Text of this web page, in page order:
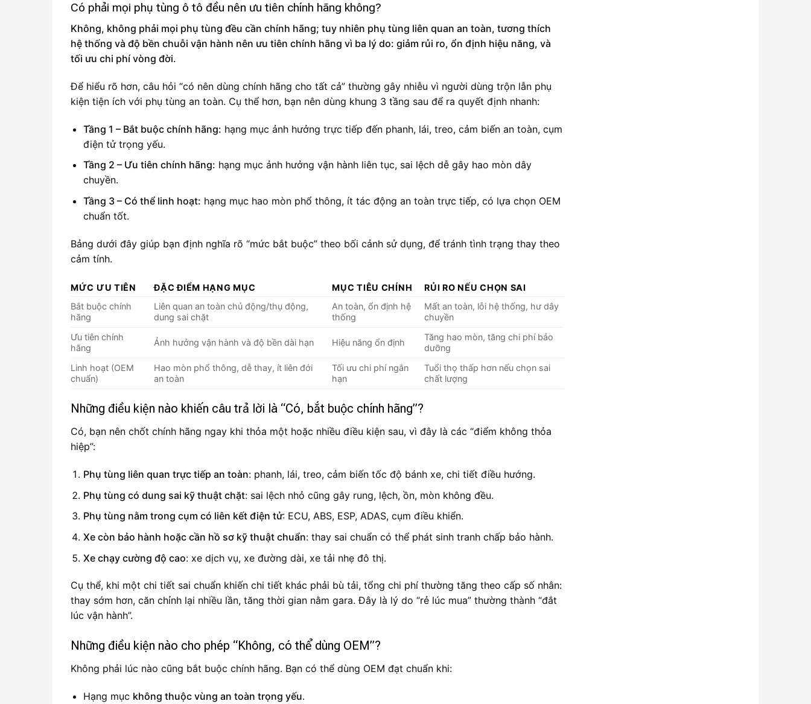
Có phải mọi phụ tùng ô tô đều nên ưu tiên chính hãng không?
Không, không phải mọi phụ tùng đều cần chính hãng; tuy nhiên phụ tùng liên quan an toàn, tương thích
hệ thống và độ bền chuỗi vận hành nên ưu tiên chính hãng vì ba lý do: giảm rủi ro, ổn định hiệu năng, và
tối ưu chi phí vòng đời.
Để hiểu rõ hơn, câu hỏi “có nên dùng chính hãng cho tất cả” thường gây nhiễu vì người dùng trộn lẫn phụ
kiện tiện ích với phụ tùng an toàn. Cụ thể hơn, bạn nên dùng khung 3 tầng sau để ra quyết định nhanh:
Tầng 1 – Bắt buộc chính hãng: hạng mục ảnh hưởng trực tiếp đến phanh, lái, treo, cảm biến an toàn, cụm
điện tử trọng yếu.
Tầng 2 – Ưu tiên chính hãng: hạng mục ảnh hưởng vận hành liên tục, sai lệch dễ gây hao mòn dây
chuyền.
Tầng 3 – Có thể linh hoạt: hạng mục hao mòn phổ thông, ít tác động an toàn trực tiếp, có lựa chọn OEM
chuẩn tốt.
Bảng dưới đây giúp bạn định nghĩa rõ “mức bắt buộc” theo bối cảnh sử dụng, để tránh tình trạng thay theo
cảm tính.
MỨC ƯU TIÊN ĐẶC ĐIỂM HẠNG MỤC MỤC TIÊU CHÍNH
RỦI RO NẾU CHỌN SAI
Bắt buộc chính
hãng
Liên quan an toàn chủ động/thụ động,
dung sai chặt
An toàn, ổn định hệ
thống
Mất an toàn, lỗi hệ thống, hư dây
chuyền
Ưu tiên chính
hãng
Ảnh hưởng vận hành và độ bền dài hạn Hiệu năng ổn định
Tăng hao mòn, tăng chi phí bảo
dưỡng
Linh hoạt (OEM
chuẩn)
Hao mòn phổ thông, dễ thay, ít liên đới
an toàn
Tối ưu chi phí ngắn
hạn
Tuổi thọ thấp hơn nếu chọn sai
chất lượng
Những điều kiện nào khiến câu trả lời là “Có, bắt buộc chính hãng”?
Có, bạn nên chốt chính hãng ngay khi thỏa một hoặc nhiều điều kiện sau, vì đây là các “điểm không thỏa
hiệp”:
Phụ tùng liên quan trực tiếp an toàn: phanh, lái, treo, cảm biến tốc độ bánh xe, chi tiết điều hướng.
Phụ tùng có dung sai kỹ thuật chặt: sai lệch nhỏ cũng gây rung, lệch, ồn, mòn không đều.
Phụ tùng nằm trong cụm có liên kết điện tử: ECU, ABS, ESP, ADAS, cụm điều khiển.
Xe còn bảo hành hoặc cần hồ sơ kỹ thuật chuẩn: thay sai chuẩn có thể phát sinh tranh chấp bảo hành.
Xe chạy cường độ cao: xe dịch vụ, xe đường dài, xe tải nhẹ đô thị.
Cụ thể, khi một chi tiết sai chuẩn khiến chi tiết khác phải bù tải, tổng chi phí thường tăng theo cấp số nhân:
thay sớm hơn, căn chỉnh lại nhiều lần, tăng thời gian nằm gara. Đây là lý do “rẻ lúc mua” thường thành “đắt
lúc vận hành”.
Những điều kiện nào cho phép “Không, có thể dùng OEM”?
Không phải lúc nào cũng bắt buộc chính hãng. Bạn có thể dùng OEM đạt chuẩn khi:
Hạng mục không thuộc vùng an toàn trọng yếu.